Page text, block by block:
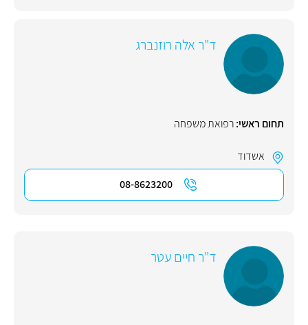
ד"ר אלה רוזנברג
תחום ראשי:רפואת משפחה
אשדוד
08-8623200
ד"ר חיים עטר